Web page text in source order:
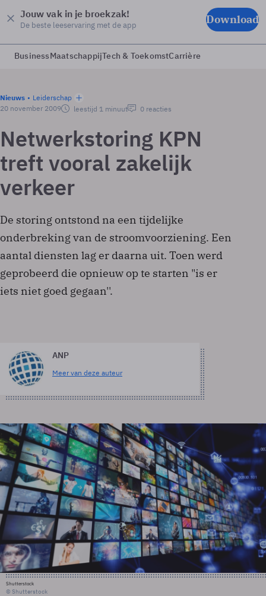
Jouw vak in je broekzak!
De beste leeservaring met de app Download
BusinessMaatschappijTech & ToekomstCarrière
Nieuws
Leiderschap
20 november 2009
leestijd 1 minuut 0 reacties
Netwerkstoring KPN
treft vooral zakelijk
verkeer
De storing ontstond na een tijdelijke
onderbreking van de stroomvoorziening. Een
aantal diensten lag er daarna uit. Toen werd
geprobeerd die opnieuw op te starten "is er
iets niet goed gegaan''.
ANP
Meer van deze auteur
Shutterstock
© Shutterstock